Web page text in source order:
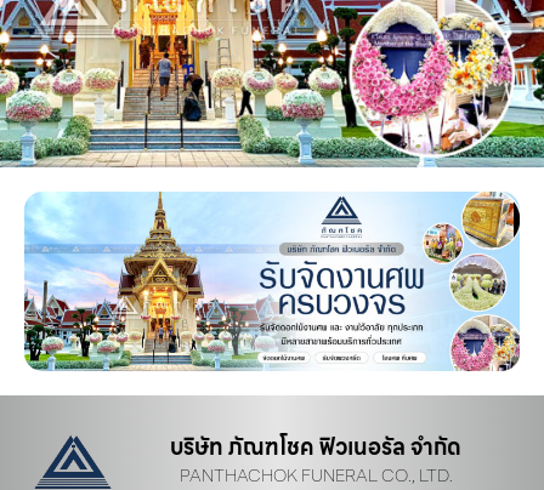
บริษัท ภัณฑโชค ฟิวเนอรัล จำกัด
PANTHACHOK FUNERAL CO., LTD.